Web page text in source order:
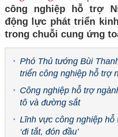
công nghiệp hỗ trợ
động lực phát triển
trong chuỗi cung ứng
Phó Thủ tướng Bùi
triển công nghiệp hỗ trợ
Công nghiệp hỗ trợ
tô và đường sắt
Lĩnh vực công nghiệp
‘đi tắt, đón đầu’